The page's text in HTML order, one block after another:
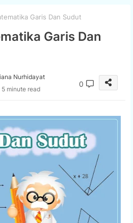
Garis Dan Sudut
Garis Dan
Nurhidayat
5 minute read
0